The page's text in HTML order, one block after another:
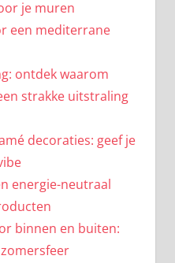
je muren
een mediterrane
ontdek waarom
strakke uitstraling
decoraties: geef je
energie-neutraal
binnen en buiten: